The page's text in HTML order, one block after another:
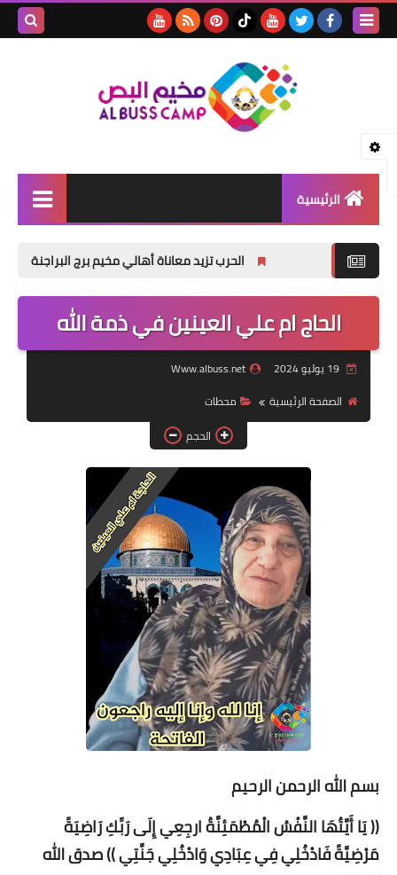
الرئيسية
تقارير
ثفافة و فنون
لك سيدتي
الحرب تزيد معاناة أهالي مخيم برج البراجنة جنازة
الحاج ام علي العينين في ذمة الله
Www.albuss.net
الصفحة الرئيسية
محطات
الحجم
بسم الله الرحمن الرحيم
(( يَا أَيَّتُهَا النَّفْسُ الْمُطْمَئِنَّةُ ارجِعِي إِلَى رَبِّكِ رَاضِيَةً
مَرْضِيَّةً فَادْخُلِي فِي عِبَادِي وَادْخُلِي جَنَّتِي )) صدق الله